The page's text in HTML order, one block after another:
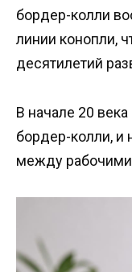
бордер-колли
линии конопли,
десятилетий
В начале 20
бордер-колли, и
между